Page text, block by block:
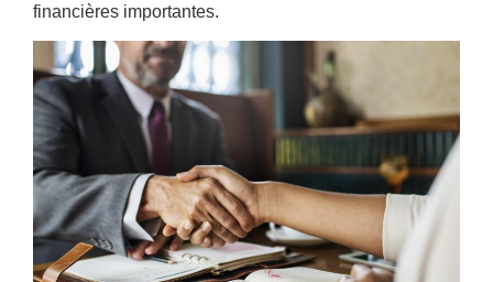
financières importantes.